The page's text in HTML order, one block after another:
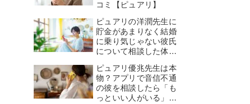
コミ【ピュアリ】
ピュアリの洋潤先生に
貯金があまりなく結婚
に乗り気じゃない彼氏
について相談した体験
ピュアリ優兆先生は本
物？アプリで音信不通
の彼を相談したら「も
っといい人がいる」と